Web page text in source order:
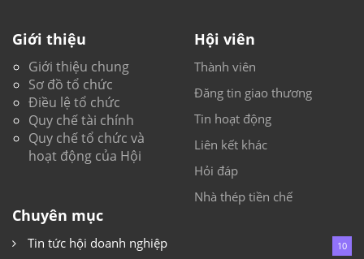
Giới thiệu
Giới thiệu chung
Sơ đồ tổ chức
Điều lệ tổ chức
Quy chế tài chính
Quy chế tổ chức và
hoạt động của Hội
Hội viên
Thành viên
Đăng tin giao thương
Tin hoạt động
Liên kết khác
Hỏi đáp
Nhà thép tiền chế
Chuyên mục
Tin tức hội doanh nghiệp 10